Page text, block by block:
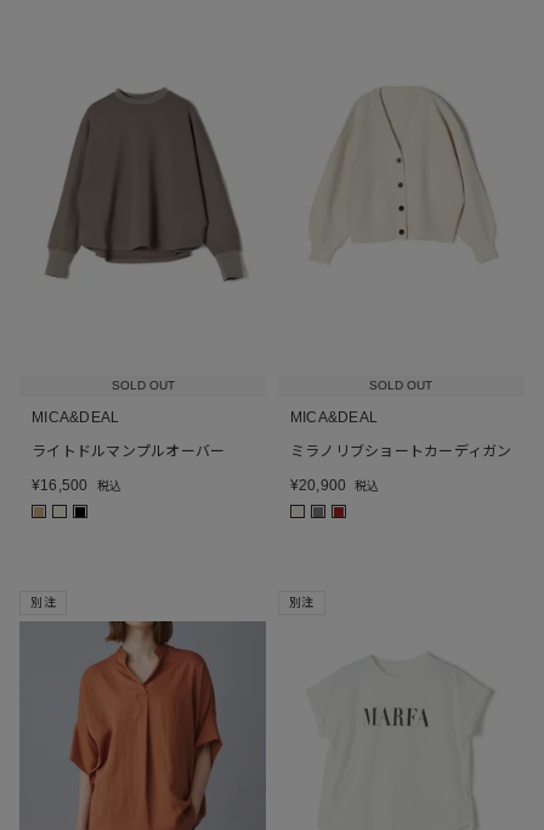
SOLD OUT
MICA&DEAL
ライトドルマンプルオーバー
¥16,500 税込
■ ■
SOLD OUT
MICA&DEAL
ミラノリブショートカーディガン
¥20,900 税込
■ ■
別注 別注